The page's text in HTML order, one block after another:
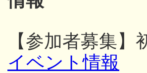
【参加者募集
イベント情報